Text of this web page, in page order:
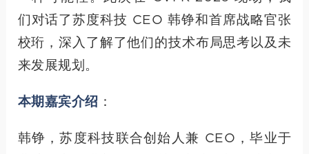
们对话了苏度科技 CEO 韩铮和首席战略官张
校珩，深入了解了他们的技术布局思考以及未
来发展规划。
本期嘉宾介绍 ：
韩铮，苏度科技联合创始人兼 CEO，毕业于